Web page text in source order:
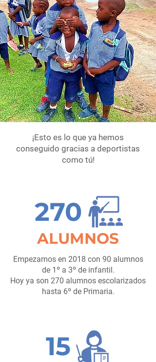
¡Esto es lo que ya hemos
conseguido gracias a deportistas
como tú!
270
ALUMNOS
Empezamos en 2018 con 90 alumnos
de 1º a 3º de infantil.
Hoy ya son 270 alumnos escolarizados
hasta 6º de Primaria.
15